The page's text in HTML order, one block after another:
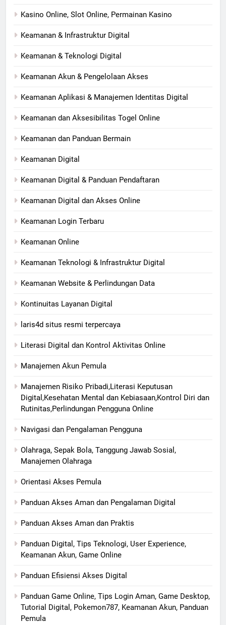
Kasino Online, Slot Online, Permainan Kasino
Keamanan & Infrastruktur Digital
Keamanan & Teknologi Digital
Keamanan Akun & Pengelolaan Akses
Keamanan Aplikasi & Manajemen Identitas Digital
Keamanan dan Aksesibilitas Togel Online
Keamanan dan Panduan Bermain
Keamanan Digital
Keamanan Digital & Panduan Pendaftaran
Keamanan Digital dan Akses Online
Keamanan Login Terbaru
Keamanan Online
Keamanan Teknologi & Infrastruktur Digital
Keamanan Website & Perlindungan Data
Kontinuitas Layanan Digital
laris4d situs resmi terpercaya
Literasi Digital dan Kontrol Aktivitas Online
Manajemen Akun Pemula
Manajemen Risiko Pribadi,Literasi Keputusan
Digital,Kesehatan Mental dan Kebiasaan,Kontrol Diri dan
Rutinitas,Perlindungan Pengguna Online
Navigasi dan Pengalaman Pengguna
Olahraga, Sepak Bola, Tanggung Jawab Sosial,
Manajemen Olahraga
Orientasi Akses Pemula
Panduan Akses Aman dan Pengalaman Digital
Panduan Akses Aman dan Praktis
Panduan Digital, Tips Teknologi, User Experience,
Keamanan Akun, Game Online
Panduan Efisiensi Akses Digital
Panduan Game Online, Tips Login Aman, Game Desktop,
Tutorial Digital, Pokemon787, Keamanan Akun, Panduan
Pemula